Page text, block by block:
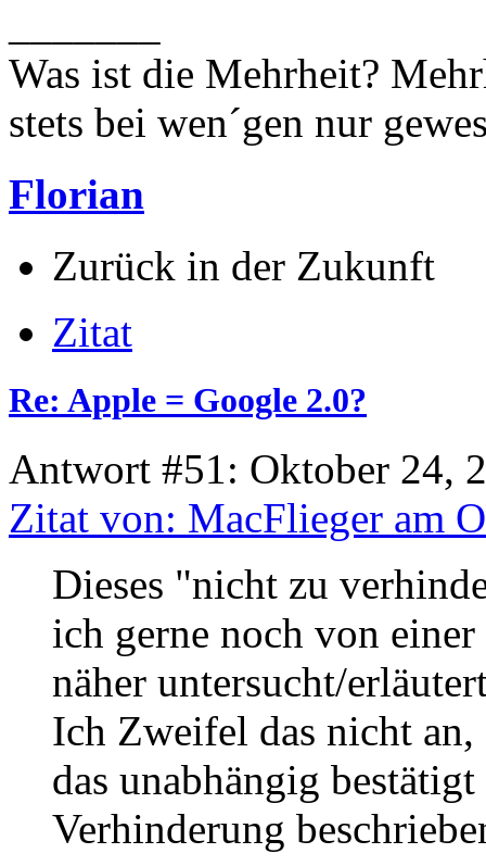
Was ist die Mehrheit?
stets bei wen´gen nur
Florian
Zurück in der Zukunft
Zitat
Re: Apple = Google 2.0?
Antwort #51: Oktober 24,
Zitat von: MacFlieger am
Dieses "nicht zu
ich gerne noch von
näher untersucht/
Ich Zweifel das nicht
das unabhängig
Verhinderung